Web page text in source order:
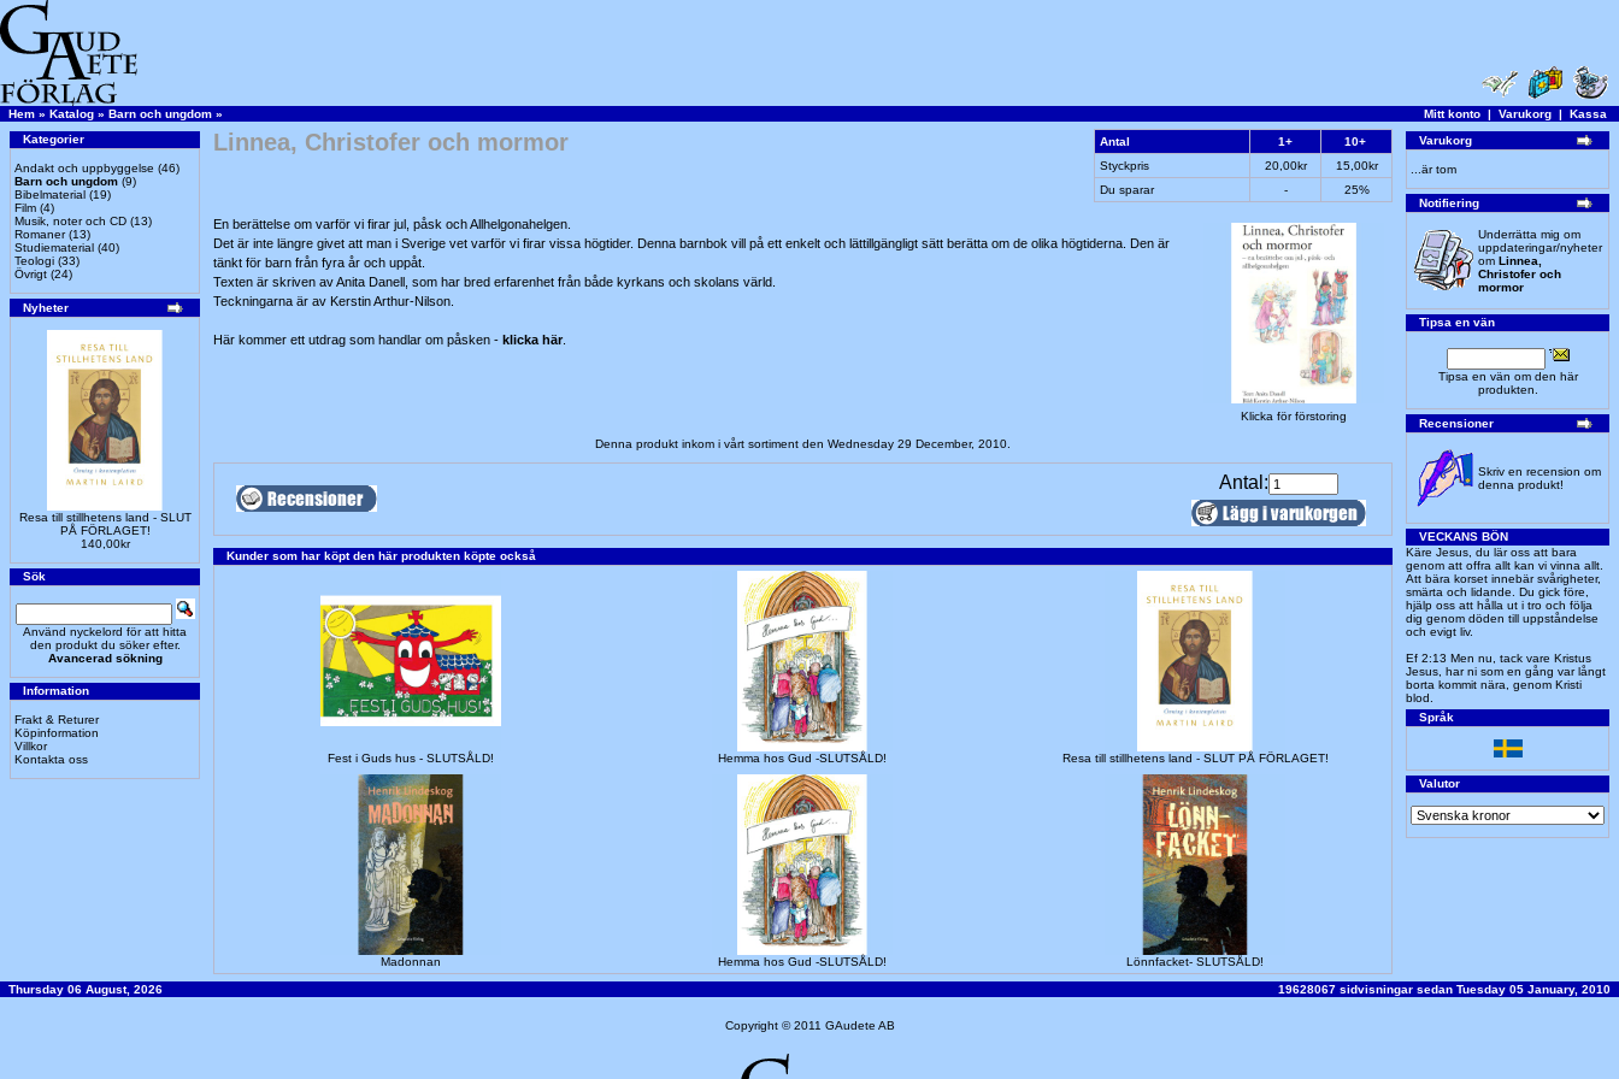
Hem » Katalog » Barn och ungdom » Mitt konto | Varukorg | Kassa
Kategorier
Andakt och uppbyggelse (46)
Barn och ungdom (9)
Bibelmaterial (19)
Film (4)
Musik, noter och CD (13)
Romaner(13)
Studiematerial (40)
Teologi (33)
Övrigt (24)
Nyheter
Resa till stillhetens land - SLUT
PÅ FÖRLAGET!
140,00kr
Sök
Använd nyckelord för att hitta
den produkt du söker efter.
Avancerad sökning
Information
Frakt & Returer
Köpinformation
Villkor
Kontakta oss
Linnea, Christofer och mormor Antal 1+
10+
Styckpris
20,00kr
15,00kr
Du sparar
- 25%
Klicka för förstoring
En berättelse om varför vi firar jul, påsk och Allhelgonahelgen.
Det är inte längre givet att man i Sverige vet varför vi firar vissa högtider. Denna barnbok vill på ett enkelt och lättillgängligt sätt berätta om de olika högtiderna. Den är
tänkt för barn från fyra år och uppåt.
Texten är skriven av Anita Danell, som har bred erfarenhet från både kyrkans och skolans värld.
Teckningarna är av Kerstin Arthur-Nilson.
Här kommer ett utdrag som handlar om påsken - klicka här.
Denna produkt inkom i vårt sortiment den Wednesday 29 December, 2010.
Antal:
Kunder som har köpt den här produkten köpte också
Fest i Guds hus - SLUTSÅLD! Hemma hos Gud -SLUTSÅLD! Resa till stillhetens land - SLUT PÅ FÖRLAGET!
Madonnan Hemma hos Gud -SLUTSÅLD! Lönnfacket- SLUTSÅLD!
Varukorg
...är tom
Notifiering
Underrätta mig om
uppdateringar/nyheter
om Linnea,
Christofer och
mormor
Tipsa en vän
Tipsa en vän om den här
produkten.
Recensioner
Skriv en recension om
denna produkt!
VECKANS BÖN
Käre Jesus, du lär oss att bara
genom att offra allt kan vi vinna allt.
Att bära korset innebär svårigheter,
smärta och lidande. Du gick före,
hjälp oss att hålla ut i tro och följa
dig genom döden till uppståndelse
och evigt liv.
Ef 2:13 Men nu, tack vare Kristus
Jesus, har ni som en gång var långt
borta kommit nära, genom Kristi
blod.
Språk
Valutor
Thursday 06 August, 2026 19628067 sidvisningar sedan Tuesday 05 January, 2010
Copyright © 2011 GAudete AB